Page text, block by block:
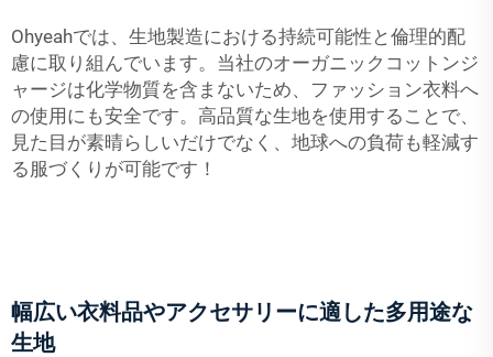
Ohyeahでは、生地製造における持続可能性と倫理的配
慮に取り組んでいます。当社のオーガニックコットンジ
ャージは化学物質を含まないため、ファッション衣料へ
の使用にも安全です。高品質な生地を使用することで、
見た目が素晴らしいだけでなく、地球への負荷も軽減す
る服づくりが可能です！
幅広い衣料品やアクセサリーに適した多用途な
生地